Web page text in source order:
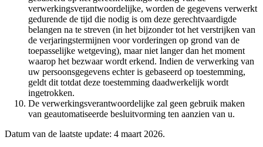
verwerkingsverantwoordelijke, worden de gegevens verwerkt
gedurende de tijd die nodig is om deze gerechtvaardigde
belangen na te streven (in het bijzonder tot het verstrijken van
de verjaringstermijnen voor vorderingen op grond van de
toepasselijke wetgeving), maar niet langer dan het moment
waarop het bezwaar wordt erkend. Indien de verwerking van
uw persoonsgegevens echter is gebaseerd op toestemming,
geldt dit totdat deze toestemming daadwerkelijk wordt
ingetrokken.
De verwerkingsverantwoordelijke zal geen gebruik maken
van geautomatiseerde besluitvorming ten aanzien van u.
Datum van de laatste update: 4 maart 2026.